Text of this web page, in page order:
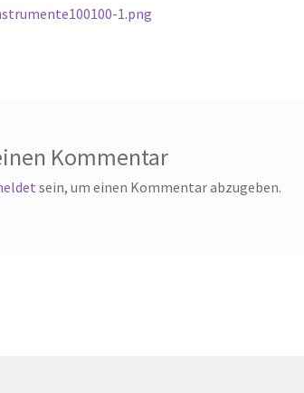
1.png
Kommentar
sein, um einen Kommentar abzugeben.